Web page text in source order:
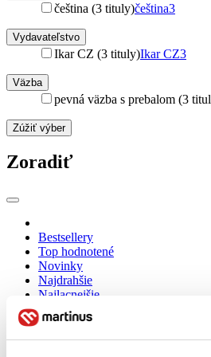
čeština (3 tituly)čeština3
Vydavateľstvo
Ikar CZ (3 tituly)Ikar CZ3
Väzba
pevná väzba s prebalom (3
Zúžiť výber
Zoradiť
Bestsellery
Top hodnotené
Novinky
Najdrahšie
Najlacnejšie
Najvyššia zľava